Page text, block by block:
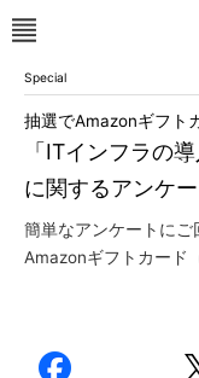
Special
「ITインフラの
に関するアンケー
抽選でAmazonギフト
簡単なアンケートにご
Amazonギフトカード